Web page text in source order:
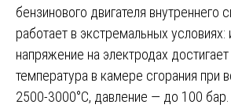
бензинового двигателя внутреннего
работает в экстремальных условиях:
напряжение на электродах
температура в камере сгорания при
2500-3000°C, давление — до 100